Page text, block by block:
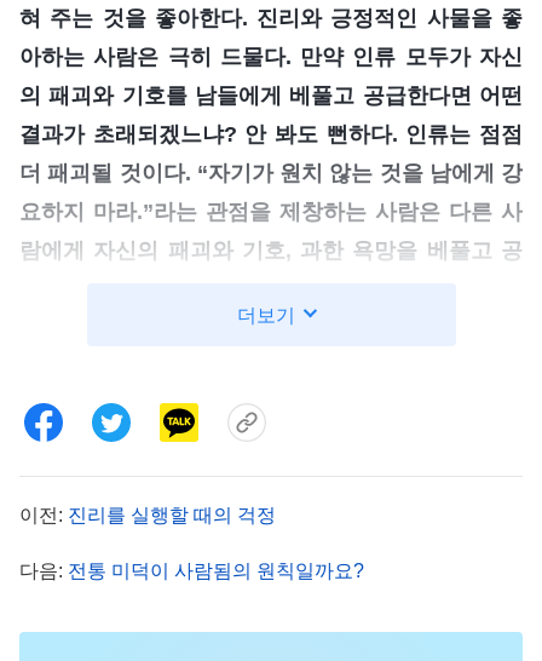
혀 주는 것을 좋아한다. 진리와 긍정적인 사물을 좋
아하는 사람은 극히 드물다. 만약 인류 모두가 자신
의 패괴와 기호를 남들에게 베풀고 공급한다면 어떤
결과가 초래되겠느냐? 안 봐도 뻔하다. 인류는 점점
더 패괴될 것이다. “자기가 원치 않는 것을 남에게 강
요하지 마라.”라는 관점을 제창하는 사람은 다른 사
람에게 자신의 패괴와 기호, 과한 욕망을 베풀고 공
가 되는 것을 추구하게 한다. 이것이 인생의 바른길
것을 남에게 강요하지 마라.”라는 말은 문제가 너무
도 크며, 허점과 맹점이 너무도 명확하므로 해부하고
분별할 가치가 없다. 조금만 생각해 본다면 그 말의
문제점과 황당한 점을 찾아낼 수 있을 것이다. 그러
나 너희 중 많은 이가 이 말에 쉽게 설복되어 영향을
들과 함께 지낼 때 수시로 “자기가 원치 않는 것을 남
더보기
이전: 진리를 실행할 때의 걱정
다음: 전통 미덕이 사람됨의 원칙일까요?